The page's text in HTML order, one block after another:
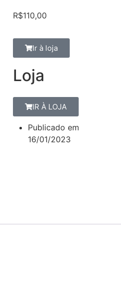
R$110,00
Ir à loja
Loja
IR À LOJA
Publicado em
16/01/2023